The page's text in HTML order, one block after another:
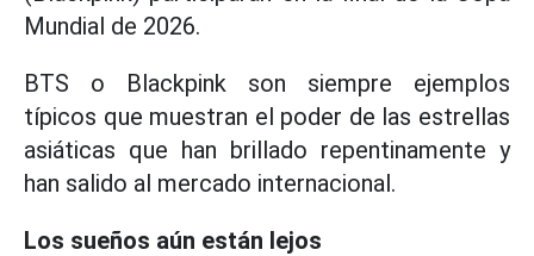
Mundial de 2026.
BTS o Blackpink son siempre ejemplos
típicos que muestran el poder de las estrellas
asiáticas que han brillado repentinamente y
han salido al mercado internacional.
Los sueños aún están lejos